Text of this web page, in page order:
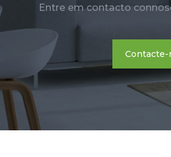
Entre em contacto
Contacte-